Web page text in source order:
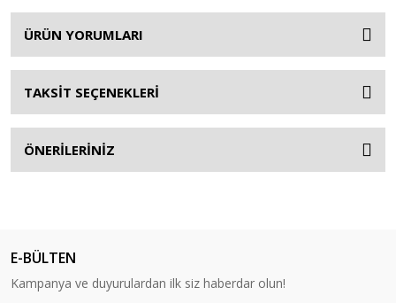
ÜRÜN YORUMLARI
TAKSİT SEÇENEKLERİ
ÖNERİLERİNİZ
E-BÜLTEN
Kampanya ve duyurulardan ilk siz haberdar olun!